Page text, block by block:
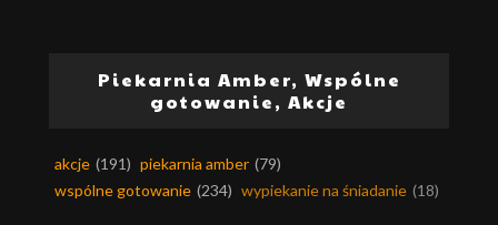
Piekarnia Amber, Wspólne
gotowanie, Akcje
akcje (191) piekarnia amber (79)
wspólne gotowanie (234) wypiekanie na śniadanie (18)